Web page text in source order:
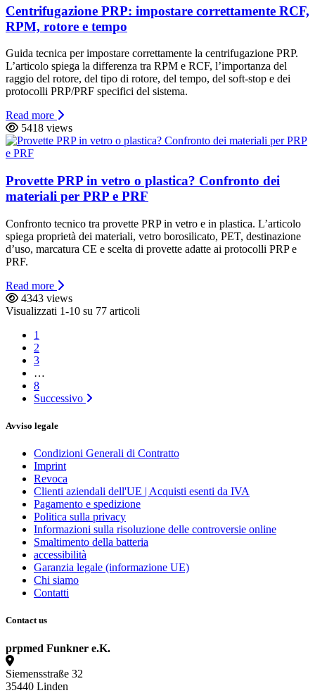
Centrifugazione PRP: impostare correttamente RCF,
RPM, rotore e tempo
Guida tecnica per impostare correttamente la centrifugazione PRP.
L’articolo spiega la differenza tra RPM e RCF, l’importanza del
raggio del rotore, del tipo di rotore, del tempo, del soft-stop e dei
protocolli PRP/PRF specifici del sistema.
Read more
5418 views
Provette PRP in vetro o plastica? Confronto dei
materiali per PRP e PRF
Confronto tecnico tra provette PRP in vetro e in plastica. L’articolo
spiega proprietà dei materiali, vetro borosilicato, PET, destinazione
d’uso, marcatura CE e scelta di provette adatte ai protocolli PRP e
PRF.
Read more
4343 views
Visualizzati 1-10 su 77 articoli
1
2
3
…
8
Successivo
Avviso legale
Condizioni Generali di Contratto
Imprint
Revoca
Clienti aziendali dell'UE | Acquisti esenti da IVA
Pagamento e spedizione
Politica sulla privacy
Informazioni sulla risoluzione delle controversie online
Smaltimento della batteria
accessibilità
Garanzia legale (informazione UE)
Chi siamo
Contatti
Contact us
prpmed Funkner e.K.
Siemensstraße 32
35440 Linden